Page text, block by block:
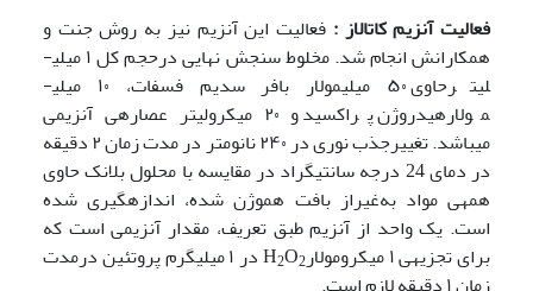
فعالیت آنزیم کاتالاز : فعالیت این آنزیم نیز به روش جنت و
همکارانش انجام شد. مخلوط سنجش نهایی درحجم کل ۱ میلی­
لیترحاوی ۵۰ میلی­مولار بافر سدیم فسفات، ۱۰ میلی­
مولارهیدروژن پراکسید و ۲۰ میکرولیتر عصاره‏ی آنزیمی
می‏باشد. تغییرجذب نوری در ۲۴۰ نانومتر در مدت زمان ۲ دقیقه
در دمای 24 درجه سانتی‏گراد در مقایسه با محلول بلانک حاوی
همه‏ی مواد به‌غیراز بافت هموژن شده، اندازه‏گیری شده
است. یک واحد از آنزیم طبق تعریف، مقدار آنزیمی است که
برای تجزیه‏ی ۱ میکرومولارH
2O2
در ۱ میلی‏گرم پروتئین درمدت